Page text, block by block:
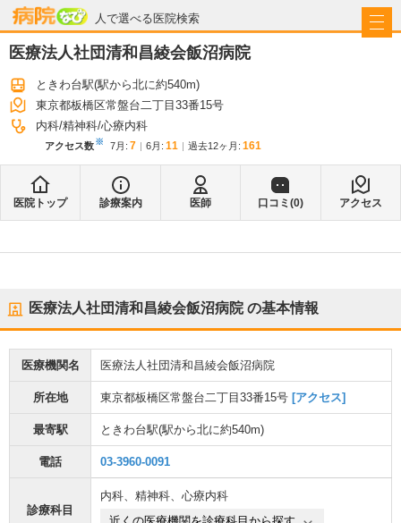
人で選べる医院検索
病院なび
医療法人社団清和昌綾会飯沼病院
ときわ台駅(駅から北に約540m)
東京都板橋区常盤台二丁目33番15号
内科 精神科 心療内科
アクセス数※ 7月 : 7 6月 : 11 過去12ヶ月: 161
医院トップ 診療案内 医師 口コミ(0) アクセス
医療法人社団清和昌綾会飯沼病院の基本情報
医療機関名 医療法人社団清和昌綾会飯沼病院
所在地 東京都板橋区常盤台二丁目33番15号 [アクセス]
最寄駅 ときわ台駅(駅から北に約540m)
電話 03-3960-0091
診療科目
内科、 精神科、 心療内科